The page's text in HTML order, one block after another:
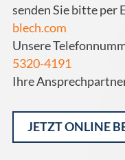
senden Sie bitte per
blech.com
Unsere
5320-4191
Ihre
JETZT ONLINE